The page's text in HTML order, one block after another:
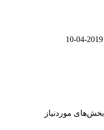
2019-04-10
بخش‌های موردنیاز